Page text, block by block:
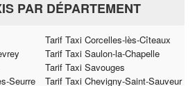
PAR DÉPARTEMENT
Tarif Taxi Corcelles-lès-Cîteaux
Tarif Taxi Saulon-la-Chapelle
Tarif Taxi Savouges
Seurre
Tarif Taxi Chevigny-Saint-Sauveur